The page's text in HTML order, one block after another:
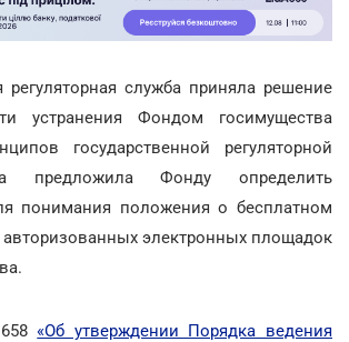
регуляторная служба приняла решение
устранения Фондом госимущества
государственной регуляторной
предложила Фонду определить
понимания положения о бесплатном
авторизованных электронных площадок
«Об утверждении Порядка ведения